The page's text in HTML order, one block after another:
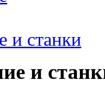
и станки
и